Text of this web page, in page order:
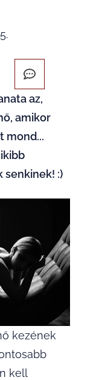
az,
amikor
mond...
senkinek! :)
kezének
kell